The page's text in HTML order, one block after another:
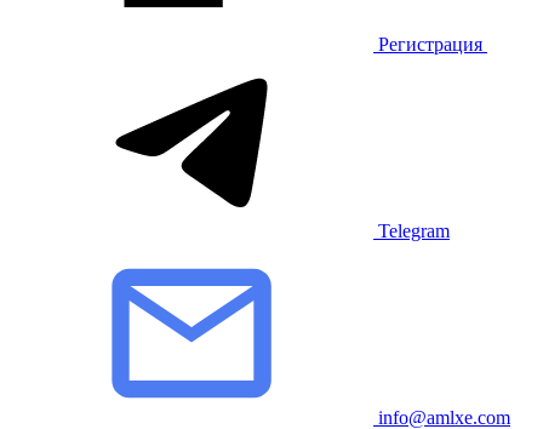
Регистрация
Telegram
info@amlxe.com